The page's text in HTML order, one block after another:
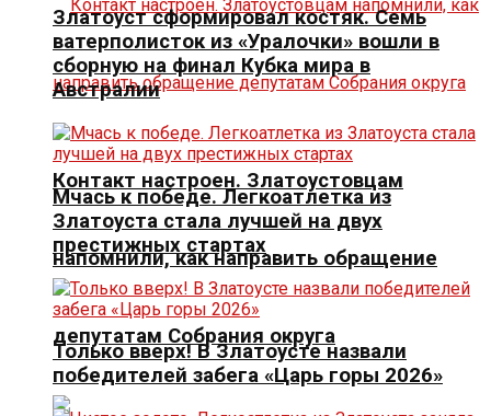
Контакт настроен. Златоустовцам
напомнили, как направить обращение
депутатам Собрания округа
Златоуст сформировал костяк. Семь
ватерполисток из «Уралочки» вошли в
сборную на финал Кубка мира в
Австралии
Мчась к победе. Легкоатлетка из
Златоуста стала лучшей на двух
престижных стартах
Только вверх! В Златоусте назвали
победителей забега «Царь горы 2026»